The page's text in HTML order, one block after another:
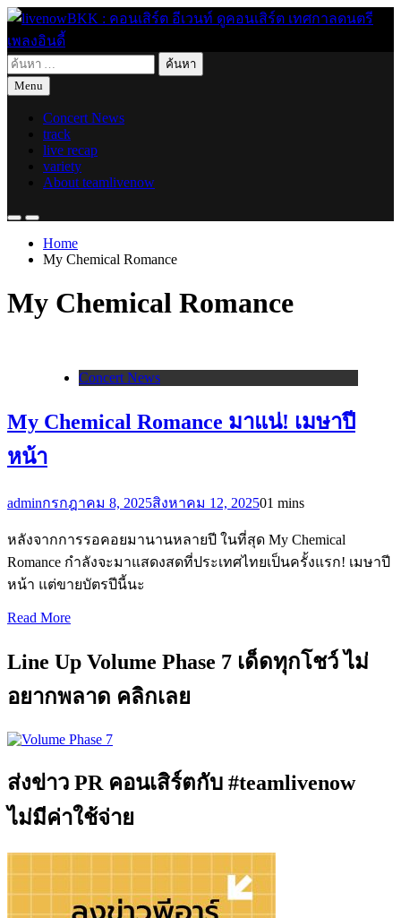
Skip
content
livenowBKK : คอนเสิร์ต อีเวนท์ ดูคอนเสิร์ต เทศกาลดนตรี เพลง
อินดี้
live for today
ค้นหา
สำหรับ:
Menu
Concert News
track
live recap
variety
About teamlivenow
Home
My Chemical Romance
My Chemical Romance
Concert News
My Chemical Romance มาแน่! เมษาปี
หน้า
adminกรกฎาคม 8, 2025สิงหาคม 12, 202501 mins
หลังจากการรอคอยมานานหลายปี ในที่สุด My Chemical
Romance กำลังจะมาแสดงสดที่ประเทศไทยเป็นครั้งแรก! เมษาปี
หน้า แต่ขายบัตรปีนี้นะ
Read More
Line Up Volume Phase 7 เด็ดทุกโชว์ ไม่
อยากพลาด คลิกเลย
ส่งข่าว PR คอนเสิร์ตกับ #teamlivenow
ไม่มีค่าใช้จ่าย